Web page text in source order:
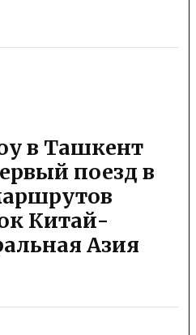
в Ташкент
поезд в
Китай-
Азия